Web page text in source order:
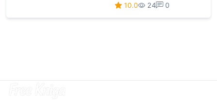
10.0 24 0